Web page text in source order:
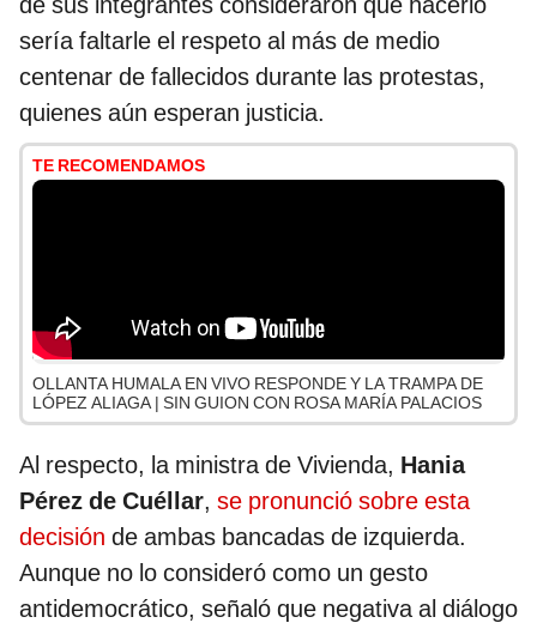
sería faltarle el respeto al más de medio
centenar de fallecidos durante las protestas,
quienes aún esperan justicia.
TE RECOMENDAMOS
OLLANTA HUMALA EN VIVO RESPONDE Y LA TRAMPA DE
LÓPEZ ALIAGA | SIN GUION CON ROSA MARÍA PALACIOS
Al respecto, la ministra de Vivienda, Hania
Pérez de Cuéllar, se pronunció sobre esta
decisión de ambas bancadas de izquierda.
Aunque no lo consideró como un gesto
antidemocrático, señaló que negativa al diálogo